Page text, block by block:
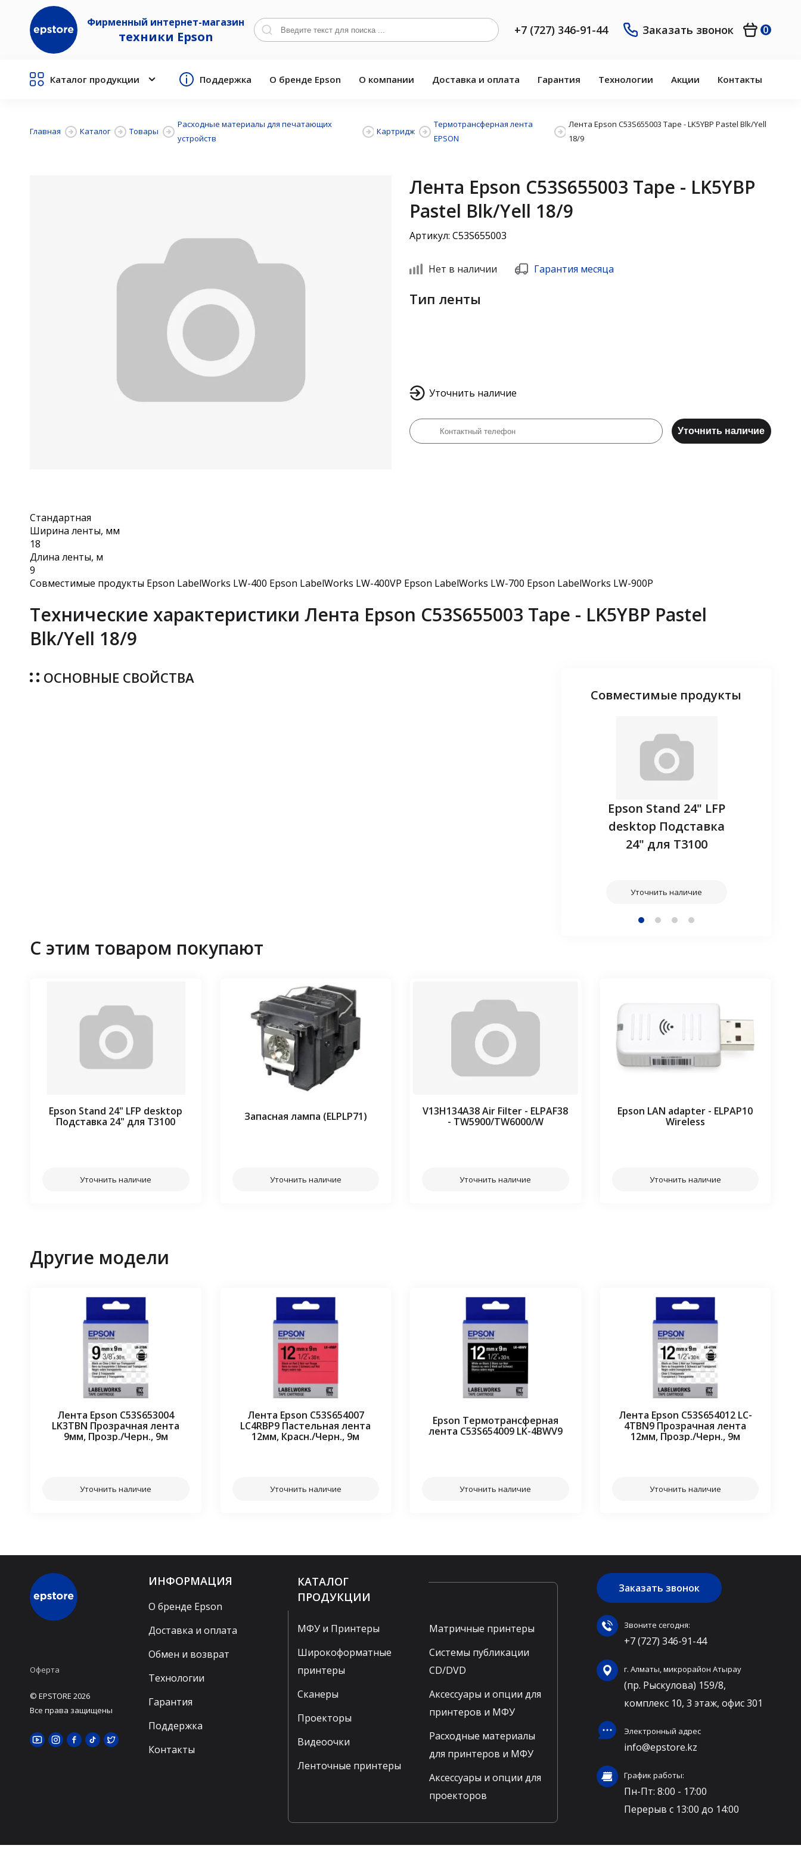
Фирменный интернет-магазин
техники Epson +7 (727) 346-91-44 Заказать звонок 0
Каталог продукции Поддержка О бренде Epson О компании Доставка и оплата Гарантия Технологии Акции Контакты
Главная Каталог Товары
Расходные материалы для печатающих
устройств
Картридж
Термотрансферная лента
EPSON
Лента Epson C53S655003 Tape - LK5YBP Pastel Blk/Yell
18/9
Лента Epson C53S655003 Tape - LK5YBP
Pastel Blk/Yell 18/9
Артикул: C53S655003
Нет в наличии Гарантия месяца
Тип ленты
Уточнить наличие
Уточнить наличие
Стандартная
Ширина ленты, мм
18
Длина ленты, м
9
Совместимые продукты Epson LabelWorks LW-400 Epson LabelWorks LW-400VP Epson LabelWorks LW-700 Epson LabelWorks LW-900P
Технические характеристики Лента Epson C53S655003 Tape - LK5YBP Pastel
Blk/Yell 18/9
ОСНОВНЫЕ СВОЙСТВА
Совместимые продукты
Epson Stand 24" LFP
desktop Подставка
24" для T3100
Уточнить наличие
С этим товаром покупают
Epson Stand 24" LFP desktop
Подставка 24" для T3100
Уточнить наличие
Запасная лампа (ELPLP71)
Уточнить наличие
V13H134A38 Air Filter - ELPAF38
- TW5900/TW6000/W
Уточнить наличие
Epson LAN adapter - ELPAP10
Wireless
Уточнить наличие
Другие модели
Лента Epson C53S653004
LK3TBN Прозрачная лента
9мм, Прозр./Черн., 9м
Уточнить наличие
Лента Epson C53S654007
LC4RBP9 Пастельная лента
12мм, Красн./Черн., 9м
Уточнить наличие
Epson Термотрансферная
лента C53S654009 LK-4BWV9
Уточнить наличие
Лента Epson C53S654012 LC-
4TBN9 Прозрачная лента
12мм, Прозр./Черн., 9м
Уточнить наличие
Оферта
© EPSTORE 2026
Все права защищены
ИНФОРМАЦИЯ
О бренде Epson
Доставка и оплата
Обмен и возврат
Технологии
Гарантия
Поддержка
Контакты
КАТАЛОГ
ПРОДУКЦИИ
МФУ и Принтеры
Широкоформатные
принтеры
Сканеры
Проекторы
Видеоочки
Ленточные принтеры
Матричные принтеры
Системы публикации
CD/DVD
Аксессуары и опции для
принтеров и МФУ
Расходные материалы
для принтеров и МФУ
Аксессуары и опции для
проекторов
Заказать звонок
Звоните сегодня:
+7 (727) 346-91-44
г. Алматы, микрорайон Атырау
(пр. Рыскулова) 159/8,
комплекс 10, 3 этаж, офис 301
Электронный адрес
info@epstore.kz
График работы:
Пн-Пт: 8:00 - 17:00
Перерыв с 13:00 до 14:00